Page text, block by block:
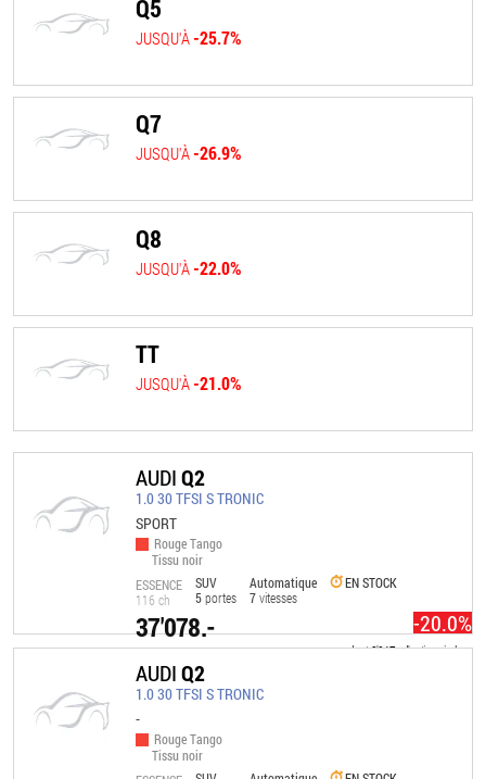
Q5
JUSQU'À -25.7%
Q7
JUSQU'À -26.9%
Q8
JUSQU'À -22.0%
TT
JUSQU'À -21.0%
AUDIQ2
1.0 30 TFSI S TRONIC
SPORT
Rouge Tango
Tissu noir
ESSENCE
116 ch
SUV
5portes
Automatique
7vitesses
EN STOCK
-20.0%
37'078.-
dont8'047.-d'options incl.
AUDIQ2
1.0 30 TFSI S TRONIC
-
Rouge Tango
Tissu noir